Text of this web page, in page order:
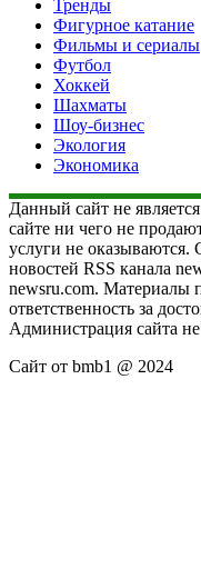
Тренды
Фигурное катание
Фильмы и сериалы
Футбол
Хоккей
Шахматы
Шоу-бизнес
Экология
Экономика
Данный сайт не
сайте ни чего не
услуги не оказываются.
новостей RSS канала
newsru.com. Материалы
ответственность за
Администрация сайта не
Сайт от bmb1 @ 2024